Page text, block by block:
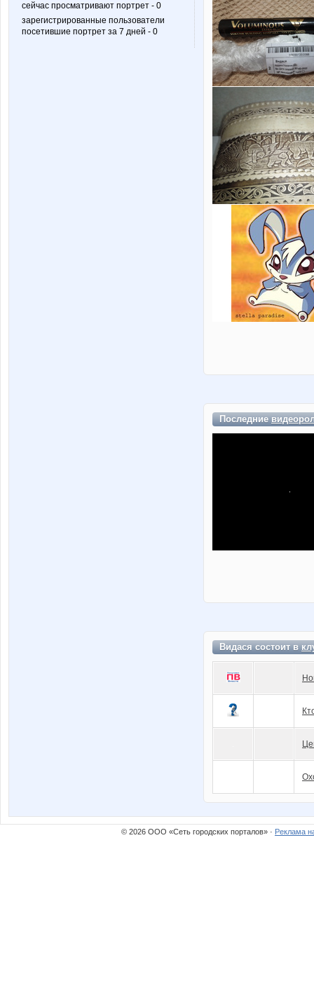
сейчас просматривают портрет - 0
зарегистрированные пользователи
посетившие портрет за 7 дней - 0
Последние
Видася состоит в
© 2026 ООО «Сеть городских порталов» · Реклама